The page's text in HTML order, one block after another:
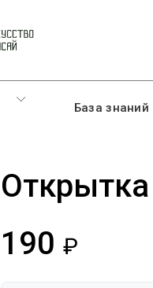
База знаний
190